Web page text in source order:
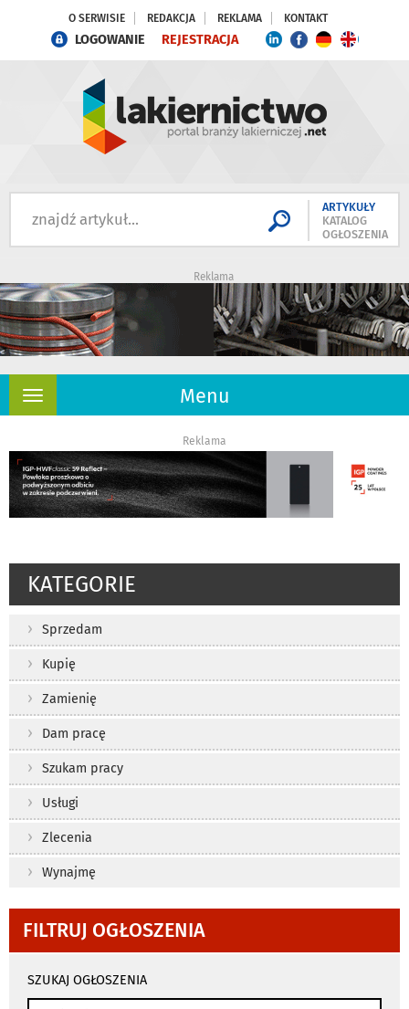
O SERWISIE REDAKCJA REKLAMA KONTAKT
LOGOWANIE REJESTRACJA
ARTYKUŁY
KATALOG
OGŁOSZENIA
Reklama
Menu
Rozwiń
Reklama
KATEGORIE
Sprzedam
Kupię
Zamienię
Dam pracę
Szukam pracy
Usługi
Zlecenia
Wynajmę
FILTRUJ OGŁOSZENIA
wyszukiwania
SZUKAJ OGŁOSZENIA